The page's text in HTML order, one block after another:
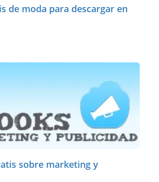
de moda para descargar en
sobre marketing y